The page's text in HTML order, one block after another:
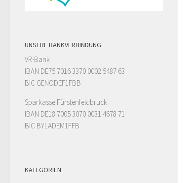
UNSERE BANKVERBINDUNG
VR-Bank
IBAN DE75 7016 3370 0002 5487 63
BIC GENODEF1FBB
Sparkasse Fürstenfeldbruck
IBAN DE18 7005 3070 0031 4678 71
BIC BYLADEM1FFB
KATEGORIEN